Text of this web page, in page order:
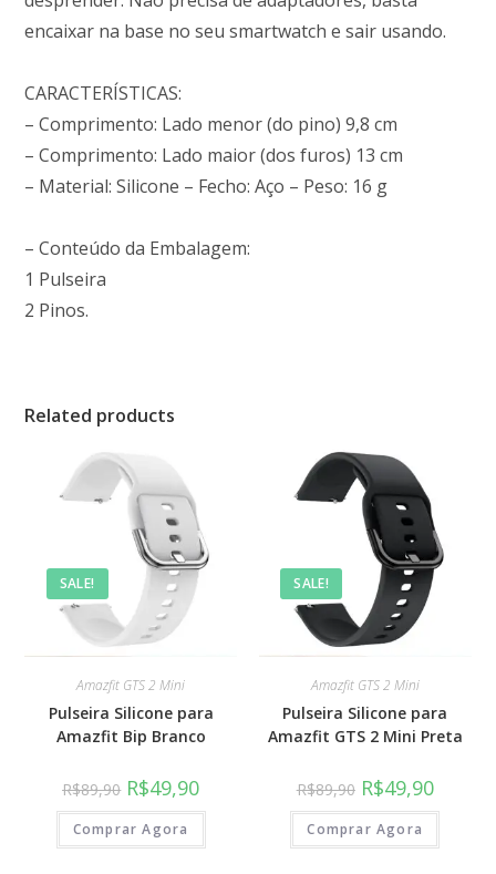
encaixar na base no seu smartwatch e sair usando.
CARACTERÍSTICAS:
– Comprimento: Lado menor (do pino) 9,8 cm
– Comprimento: Lado maior (dos furos) 13 cm
– Material: Silicone – Fecho: Aço – Peso: 16 g
– Conteúdo da Embalagem:
1 Pulseira
2 Pinos.
Related products
SALE!
Amazfit GTS 2 Mini
Pulseira Silicone para
Amazfit Bip Branco
R$89,90 R$49,90
Comprar Agora
SALE!
Amazfit GTS 2 Mini
Pulseira Silicone para
Amazfit GTS 2 Mini Preta
R$89,90 R$49,90
Comprar Agora